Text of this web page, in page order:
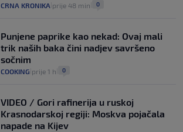
CRNA KRONIKA prije 48 min 0
Punjene paprike kao nekad: Ovaj mali
trik naših baka čini nadjev savršeno
sočnim
COOKING prije 1 h 0
VIDEO / Gori rafinerija u ruskoj
Krasnodarskoj regiji: Moskva pojačala
napade na Kijev